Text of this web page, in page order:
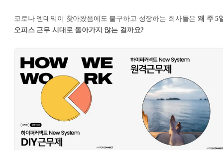
코로나 엔데믹이 찾아왔음에도 불구하고 성장하는 회사들은왜 주 5
오피스 근무 시대로 돌아가지 않는 걸까요?